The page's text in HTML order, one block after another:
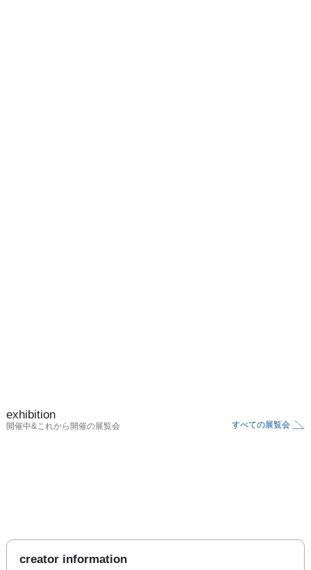
exhibition
開催中&これから開催の展覧会 すべての展覧会
creator information